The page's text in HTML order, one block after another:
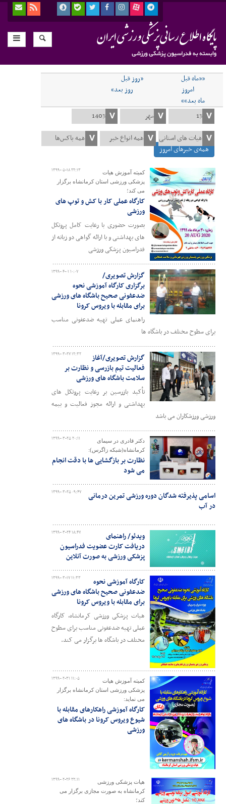
««ماه قبل
«روز قبل
امروز
روز بعد»
ماه بعد»»
همه‌ی خبرهای امروز
۱۳۹۹-۰۵-۱۸ ۲۲:۱۳
کمیته آموزش هیات
پزشکی ورزشی استان کرمانشاه برگزار
می کند؛
کارگاه عملی کار با کش و توپ های
ورزشی
بصورت حضوری با رعایت کامل پروتکل
های بهداشتی و با ارائه گواهی دو زبانه از
فدراسیون پزشکی ورزشی
۱۳۹۹-۰۴-۰۱ ۱۰:۰۷
گزارش تصویری/
برگزاری کارگاه آموزشی نحوه
ضدعفونی صحیح باشگاه های ورزشی
برای مقابله با ویروس کرونا
راهنمای عملی تهیه ضدعفونی مناسب
برای سطوح مختلف در باشگاه ها
۱۳۹۹-۰۳-۲۷ ۱۲:۳۲
گزارش تصویری/آغاز
فعالیت تیم بازرسی و نظارت بر
سلامت باشگاه های ورزشی
تأکید بازرسین بر رعایت پروتکل های
بهداشتی و ارائه مجوز فعالیت و بیمه
ورزشی ورزشکاران می باشد
۱۳۹۹-۰۳-۲۵ ۲۰:۱۱
دکتر قادری در سیمای
کرمانشاه(شبکه زاگرس):
نظارت بر بازگشایی ها با دقت انجام
می شود
۱۳۹۹-۰۳-۲۵ ۰۹:۴۷
اسامی پذیرفته شدگان دوره ورزشی تمرین درمانی
در آب
۱۳۹۹-۰۳-۲۴ ۱۸:۴۷
ویدئو/ راهنمای
دریافت کارت عضویت فدراسیون
پزشکی ورزشی به صورت آنلاین
۱۳۹۹-۰۳-۱۷ ۱۱:۳۳
کارگاه آموزشی نحوه
ضدعفونی صحیح باشگاه های ورزشی
برای مقابله با ویروس کرونا
هیات پزشکی ورزشی کرمانشاه، کارگاه
عملی تهیه ضدعفونی مناسب برای سطوح
مختلف در باشگاه ها برگزار می کند.
۱۳۹۹-۰۲-۳۱ ۱۱:۰۵
کمیته آموزش هیات
پزشکی ورزشی استان کرمانشاه برگزار
می نماید:
کارگاه آموزشی راهکارهای مقابله با
شیوع ویروس کرونا در باشگاه های
ورزشی
۱۳۹۹-۰۲-۲۶ ۲۲:۱۱
هیات پزشکی ورزشی
کرمانشاه به صورت مجازی برگزار می
کند؛